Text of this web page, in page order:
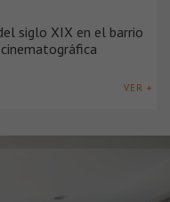
siglo XIX en el barrio
VER +